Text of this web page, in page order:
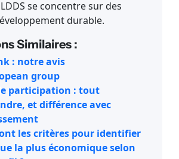
se concentre sur des
durable.
Similaires :
: notre avis
group
participation : tout
et différence avec
les critères pour identifier
la plus économique selon